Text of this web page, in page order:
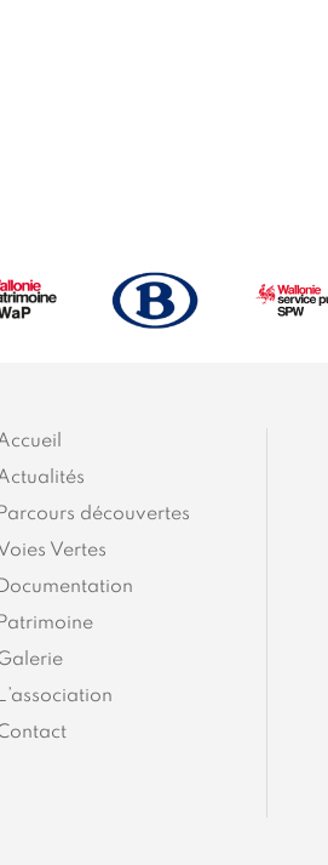
Parcours découvertes
Vertes
Documentation
Patrimoine
L’association